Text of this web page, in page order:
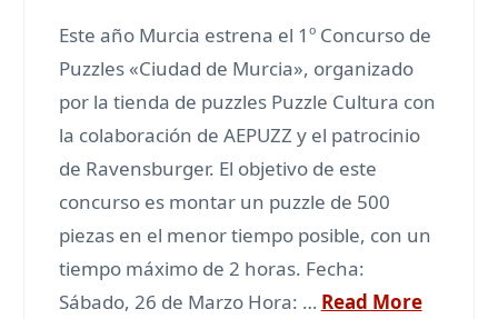
Este año Murcia estrena el 1º Concurso de
Puzzles «Ciudad de Murcia», organizado
por la tienda de puzzles Puzzle Cultura con
la colaboración de AEPUZZ y el patrocinio
de Ravensburger. El objetivo de este
concurso es montar un puzzle de 500
piezas en el menor tiempo posible, con un
tiempo máximo de 2 horas. Fecha:
Sábado, 26 de Marzo Hora: … Read More